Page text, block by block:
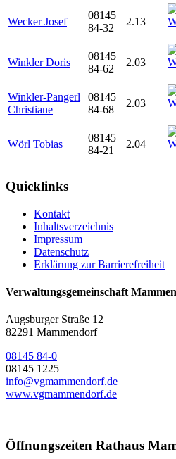
Wecker Josef
08145
84-32
2.13
Winkler Doris
08145
84-62
2.03
Winkler-Pangerl
Christiane
08145
84-68
2.03
Wörl Tobias
08145
84-21
2.04
Quicklinks
Kontakt
Inhaltsverzeichnis
Impressum
Datenschutz
Erklärung zur Barrierefreiheit
Verwaltungsgemeinschaft
Augsburger Straße 12
82291 Mammendorf
08145 84-0
08145 1225
info@vgmammendorf.de
www.vgmammendorf.de
Öffnungszeiten Rathaus